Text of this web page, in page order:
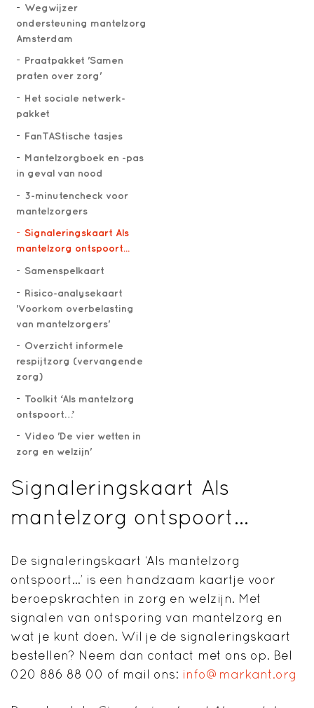
Wegwijzer
ondersteuning mantelzorg
Amsterdam
Praatpakket 'Samen
praten over zorg'
Het sociale netwerk-
pakket
FanTAStische tasjes
Mantelzorgboek en -pas
in geval van nood
3-minutencheck voor
mantelzorgers
Signaleringskaart Als
mantelzorg ontspoort...
Samenspelkaart
Risico-analysekaart
'Voorkom overbelasting
van mantelzorgers'
Overzicht informele
respijtzorg (vervangende
zorg)
Toolkit ‘Als mantelzorg
ontspoort…’
Video 'De vier wetten in
zorg en welzijn'
Signaleringskaart Als
mantelzorg ontspoort…
De signaleringskaart ‘Als mantelzorg
ontspoort…’ is een handzaam kaartje voor
beroepskrachten in zorg en welzijn. Met
signalen van ontsporing van mantelzorg en
wat je kunt doen. Wil je de signaleringskaart
bestellen? Neem dan contact met ons op. Bel
020 886 88 00 of mail ons: info@markant.org